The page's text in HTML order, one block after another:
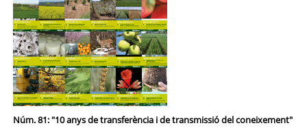
Núm. 81: "10 anys de transferència i de transmissió del coneixement"